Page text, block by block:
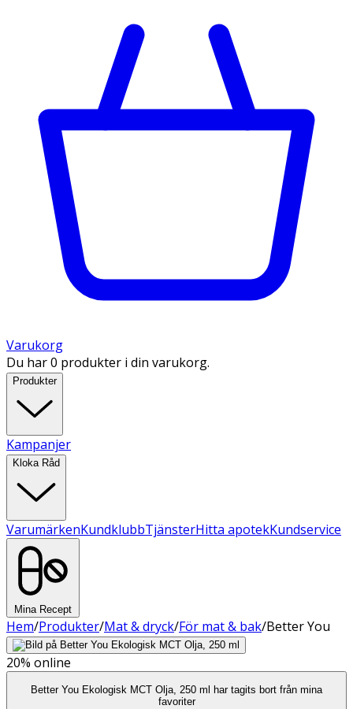
Varukorg
Du har 0 produkter i din varukorg.
Produkter
Kampanjer
Kloka Råd
VarumärkenKundklubbTjänsterHitta apotekKundservice
Mina Recept
Hem/Produkter/Mat & dryck/För mat & bak/Better You
20% online
Better You Ekologisk MCT Olja, 250 ml har tagits bort från mina
favoriter